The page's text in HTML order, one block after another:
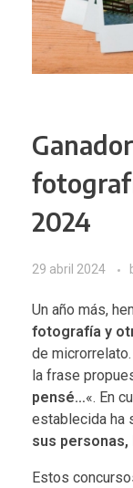
2024
29 abril 2024
Un año más,
fotografía y
de
la frase
pensé…«. En
establecida ha
sus
Estos